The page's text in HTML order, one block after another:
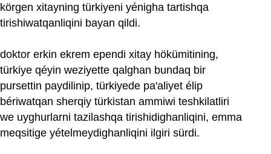
körgen xitayning türkiyeni yénigha tartishqa
tirishiwatqanliqini bayan qildi.
doktor erkin ekrem ependi xitay hökümitining,
türkiye qéyin weziyette qalghan bundaq bir
pursettin paydilinip, türkiyede pa'aliyet élip
bériwatqan sherqiy türkistan ammiwi teshkilatliri
we uyghurlarni tazilashqa tirishidighanliqini, emma
meqsitige yételmeydighanliqini ilgiri sürdi.